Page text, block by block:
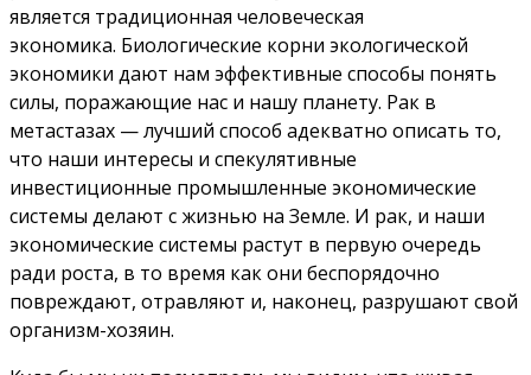
является традиционная человеческая
экономика. Биологические корни экологической
экономики дают нам эффективные способы понять
силы, поражающие нас и нашу планету. Рак в
метастазах — лучший способ адекватно описать то,
что наши интересы и спекулятивные
инвестиционные промышленные экономические
системы делают с жизнью на Земле. И рак, и наши
экономические системы растут в первую очередь
ради роста, в то время как они беспорядочно
повреждают, отравляют и, наконец, разрушают свой
организм-хозяин.